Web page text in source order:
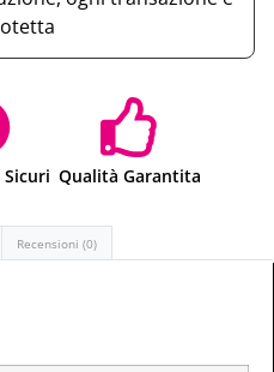
Qualità Garantita
Recensioni (0)